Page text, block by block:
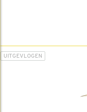
UITGEVLOGEN